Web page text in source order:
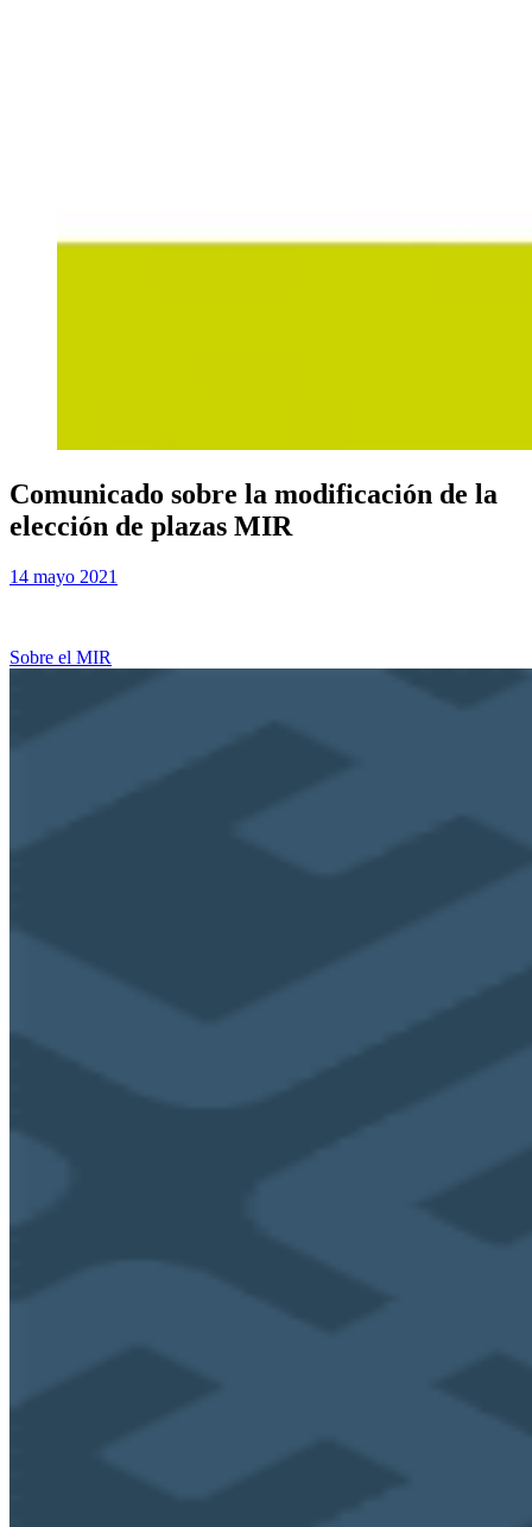
Comunicado sobre la modificación de la
elección de plazas MIR
porExamen MIR
Publicada
14 mayo 2021
Sobre el MIR